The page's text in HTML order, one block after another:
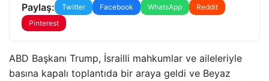
Paylaş: Twitter Facebook WhatsApp
Reddit
Pinterest
ABD Başkanı Trump, İsrailli mahkumlar ve aileleriyle
basına kapalı toplantıda bir araya geldi ve Beyaz